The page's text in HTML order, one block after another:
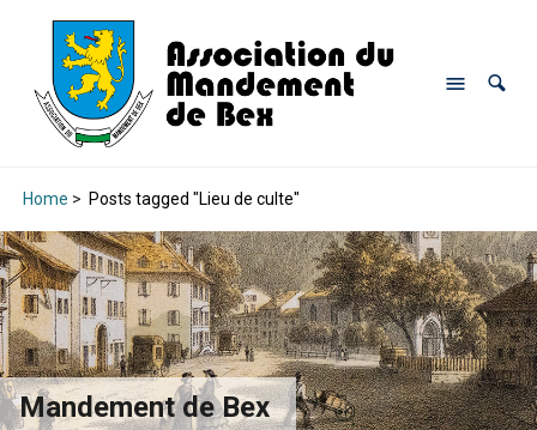
Home > Posts tagged "Lieu de culte"
Mandement de Bex